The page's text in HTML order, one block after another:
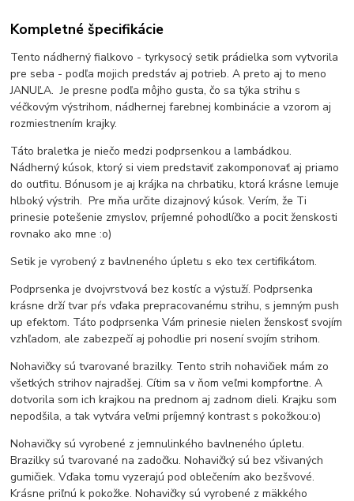
Kompletné špecifikácie
Tento nádherný fialkovo - tyrkysocý setik prádielka som vytvorila
pre seba - podľa mojich predstáv aj potrieb. A preto aj to meno
JANUĽA. Je presne podľa môjho gusta, čo sa týka strihu s
véčkovým výstrihom, nádhernej farebnej kombinácie a vzorom aj
rozmiestnením krajky.
Táto braletka je niečo medzi podprsenkou a lambádkou.
Nádherný kúsok, ktorý si viem predstaviť zakomponovať aj priamo
do outfitu. Bónusom je aj krájka na chrbatiku, ktorá krásne lemuje
hlboký výstrih. Pre mňa určite dizajnový kúsok. Verím, že Ti
prinesie potešenie zmyslov, príjemné pohodlíčko a pocit ženskosti
rovnako ako mne :o)
Setik je vyrobený z bavlneného úpletu s eko tex certifikátom.
Podprsenka je dvojvrstvová bez kostíc a výstuží. Podprsenka
krásne drží tvar pŕs vďaka prepracovanému strihu, s jemným push
up efektom. Táto podprsenka Vám prinesie nielen ženskosť svojím
vzhľadom, ale zabezpečí aj pohodlie pri nosení svojím strihom.
Nohavičky sú tvarované brazilky. Tento strih nohavičiek mám zo
všetkých strihov najradšej. Cítim sa v ňom veľmi kompfortne. A
dotvorila som ich krajkou na prednom aj zadnom dieli. Krajku som
nepodšila, a tak vytvára veľmi príjemný kontrast s pokožkou:o)
Nohavičky sú vyrobené z jemnulinkého bavlneného úpletu.
Brazilky sú tvarované na zadočku. Nohavičký sú bez všivaných
gumičiek. Vďaka tomu vyzerajú pod oblečením ako bezšvové.
Krásne priľnú k pokožke. Nohavičky sú vyrobené z mäkkého